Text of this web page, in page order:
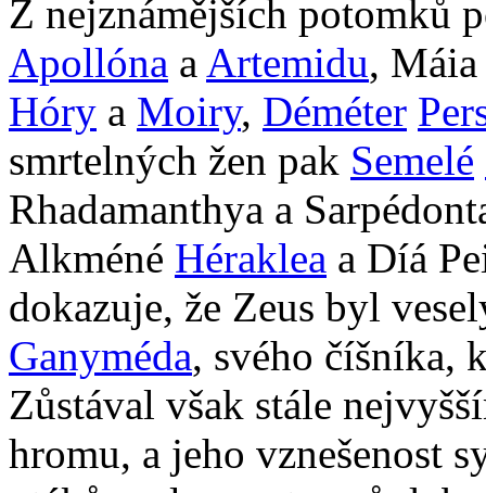
Z nejznámějších
Apollóna a Artemidu,
Hóry a Moiry, Déméter
smrtelných žen pak Semelé
Rhadamanthya a
Alkméné Héraklea a Díá
dokazuje, že Zeus byl
Ganyméda, svého číšníka,
Zůstával však stále
hromu, a jeho vznešenost